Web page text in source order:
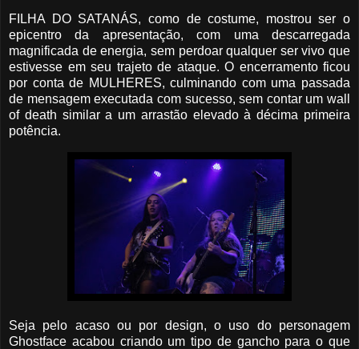
FILHA DO SATANÁS, como de costume, mostrou ser o
epicentro da apresentação, com uma descarregada
magnificada de energia, sem perdoar qualquer ser vivo que
estivesse em seu trajeto de ataque. O encerramento ficou
por conta de MULHERES, culminando com uma passada
de mensagem executada com sucesso, sem contar um wall
of death similar a um arrastão elevado à décima primeira
potência.
Seja pelo acaso ou por design, o uso do personagem
Ghostface acabou criando um tipo de gancho para o que